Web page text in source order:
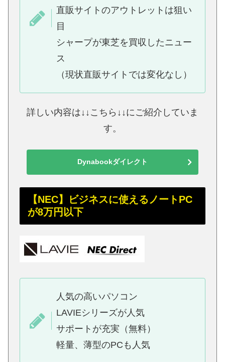
直販サイトのアウトレットは狙い
目
シャープが東芝を買収したニュー
ス
（現状直販サイトでは変化なし）
詳しい内容は↓↓こちら↓↓にご紹介していま
す。
Dynabookダイレクト
【NEC】ビジネスに使えるノートPC
が8万円以下
人気の高いパソコン
LAVIEシリーズが人気
サポートが充実（無料）
軽量、薄型のPCも人気